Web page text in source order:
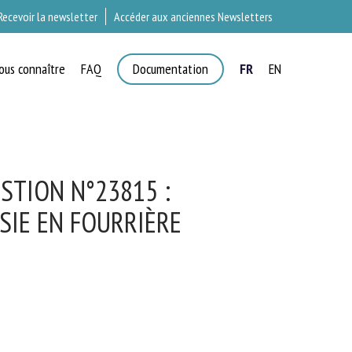
la newsletter Accéder aux anciennes Newsletters
connaître FAQ Documentation FR EN
N°23815 :
EN FOURRIÈRE